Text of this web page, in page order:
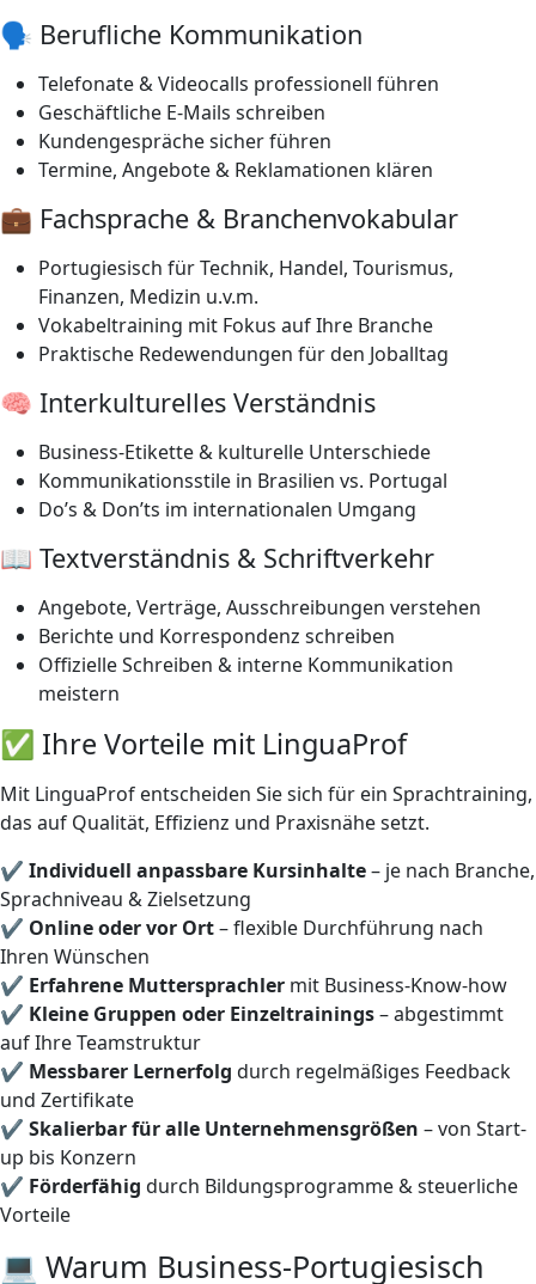
🗣️ Berufliche Kommunikation
Telefonate & Videocalls professionell führen
Geschäftliche E-Mails schreiben
Kundengespräche sicher führen
Termine, Angebote & Reklamationen klären
💼 Fachsprache & Branchenvokabular
Portugiesisch für Technik, Handel, Tourismus,
Finanzen, Medizin u.v.m.
Vokabeltraining mit Fokus auf Ihre Branche
Praktische Redewendungen für den Joballtag
🧠 Interkulturelles Verständnis
Business-Etikette & kulturelle Unterschiede
Kommunikationsstile in Brasilien vs. Portugal
Do’s & Don’ts im internationalen Umgang
📖 Textverständnis & Schriftverkehr
Angebote, Verträge, Ausschreibungen verstehen
Berichte und Korrespondenz schreiben
Offizielle Schreiben & interne Kommunikation
meistern
✅ Ihre Vorteile mit LinguaProf
Mit LinguaProf entscheiden Sie sich für ein Sprachtraining,
das auf Qualität, Effizienz und Praxisnähe setzt.
✔ Individuell anpassbare Kursinhalte– je nach Branche,
Sprachniveau & Zielsetzung
✔ Online oder vor Ort– flexible Durchführung nach
Ihren Wünschen
✔ Erfahrene Muttersprachler mit Business-Know-how
✔ Kleine Gruppen oder Einzeltrainings– abgestimmt
auf Ihre Teamstruktur
✔ Messbarer Lernerfolg durch regelmäßiges Feedback
und Zertifikate
✔ Skalierbar für alle Unternehmensgrößen – von Start-
up bis Konzern
✔ Förderfähig durch Bildungsprogramme & steuerliche
Vorteile
💻 Warum Business-Portugiesisch